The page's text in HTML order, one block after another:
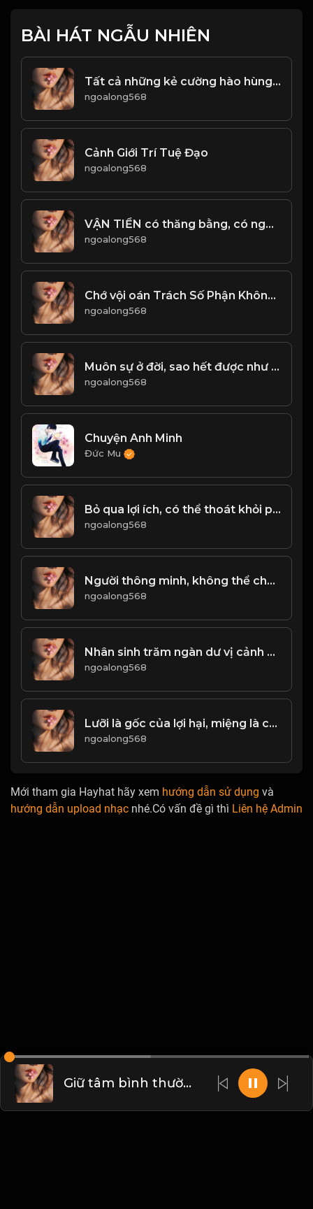
BÀI HÁT NGẪU NHIÊN
Tất cả những kẻ cường hào hùng, đều sẽ có một kết cục! Đạo
ngoalong568
Cảnh Giới Trí Tuệ Đạo
ngoalong568
VẬN TIỀN có thăng bằng, có người định số. Khi vận hành có thể đến, bạn không thể ngăn cản. Khi vận động có thể diễn ra, bạn không thể giữ lại! Đạo
ngoalong568
Chớ vội oán Trách Số Phận Không Công Bằng, cũng đừng oán trách cơ hội quá xa vời...! & Đạo
ngoalong568
Muôn sự ở đời, sao hết được như ý! Đạo
ngoalong568
Chuyện Anh Minh
Đức Mu
Bỏ qua lợi ích, có thể thoát khỏi phạm vi thông thường! Đạo
ngoalong568
Người thông minh, không thể chết trong tính chất xấu này! Đạo
ngoalong568
Nhân sinh trăm ngàn dư vị cảnh sắc, nhưng vẻ đẹp không dễ duy trì! Đạo
ngoalong568
Lưỡi là gốc của lợi hại, miệng là cửa của đồ họa! Đạo
ngoalong568
Mới tham gia Hayhat hãy xem hướng dẫn sử dụng và
hướng dẫn upload nhạc nhé.Có vấn đề gì thì Liên hệ Admin
Giữ tâm bình thường, sống đời an nhiên! Đạo